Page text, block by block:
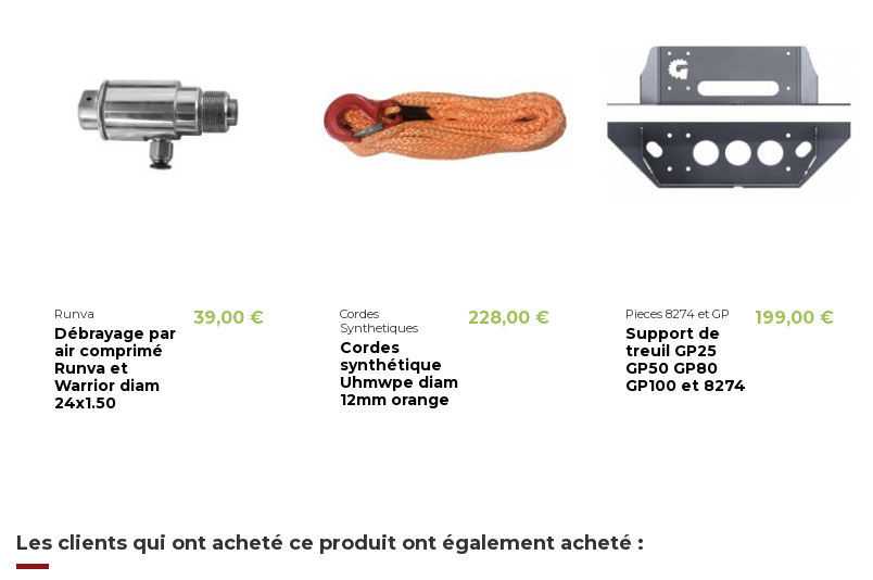
Runva
Débrayage par
air comprimé
Runva et
Warrior diam
24x1.50
39,00 €
Cordes
Synthetiques
Cordes
synthétique
Uhmwpe diam
12mm orange
228,00 € Pieces 8274 et GP
Support de
treuil GP25
GP50 GP80
GP100 et 8274
199,00 €
Les clients qui ont acheté ce produit ont également acheté :